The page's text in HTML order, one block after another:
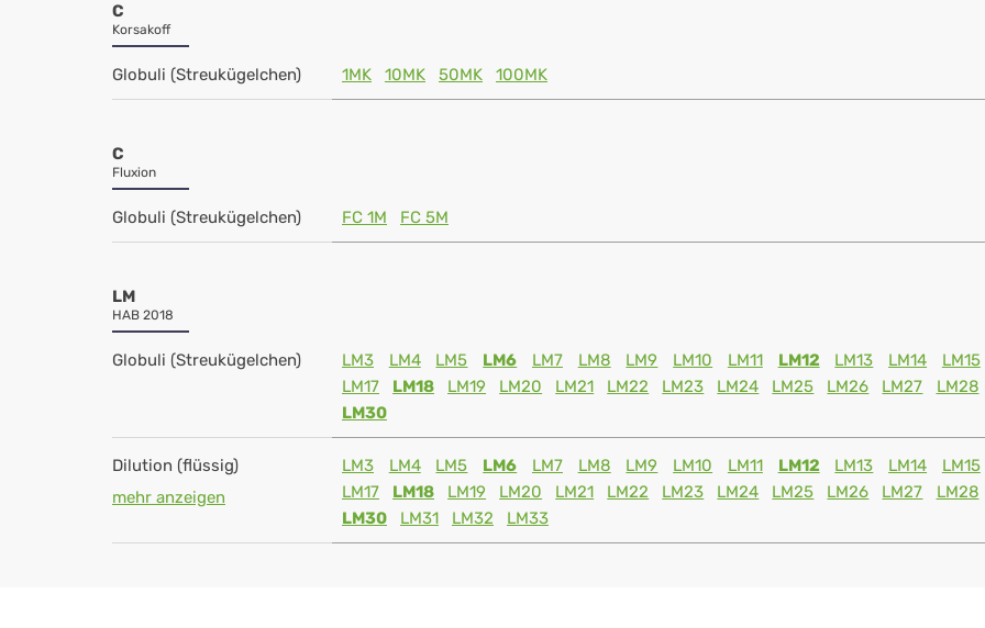
C
Korsakoff
Globuli (Streukügelchen) 1MK 10MK 50MK 100MK
C
Fluxion
Globuli (Streukügelchen) FC 1M FC 5M
LM
HAB 2018
Globuli (Streukügelchen) LM3 LM4 LM5 LM6 LM7 LM8 LM9 LM10 LM11 LM12 LM13 LM14 LM15
LM17
LM18 LM19 LM20 LM21 LM22 LM23 LM24 LM25 LM26 LM27 LM28
LM30
Dilution (flüssig)
mehr anzeigen
LM3 LM4 LM5 LM6 LM7 LM8 LM9 LM10 LM11 LM12 LM13 LM14 LM15
LM17
LM18 LM19 LM20 LM21 LM22 LM23 LM24 LM25 LM26 LM27 LM28
LM30
LM31 LM32 LM33